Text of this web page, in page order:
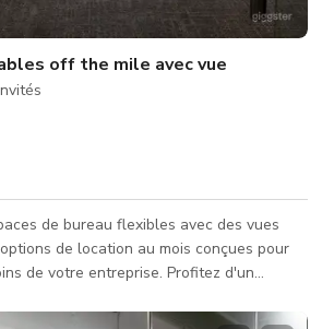
off the mile avec vue
de bureau flexibles avec des vues
de location au mois conçues pour
de votre entreprise. Profitez d'un
et un emplacement de choix qui